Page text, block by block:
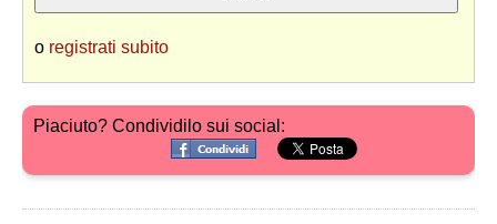
o registrati subito
Piaciuto? Condividilo sui social: